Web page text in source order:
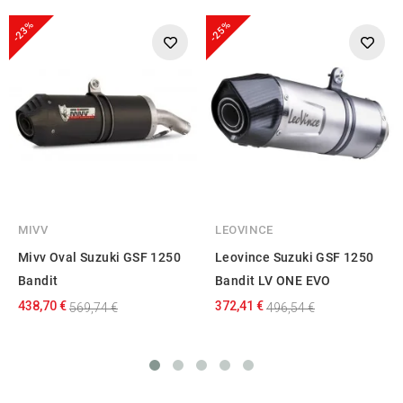
-23%
MIVV
Mivv Oval Suzuki GSF 1250
Bandit
438,70 €569,74 €
-25%
LEOVINCE
Leovince Suzuki GSF 1250
Bandit LV ONE EVO
372,41 €496,54 €